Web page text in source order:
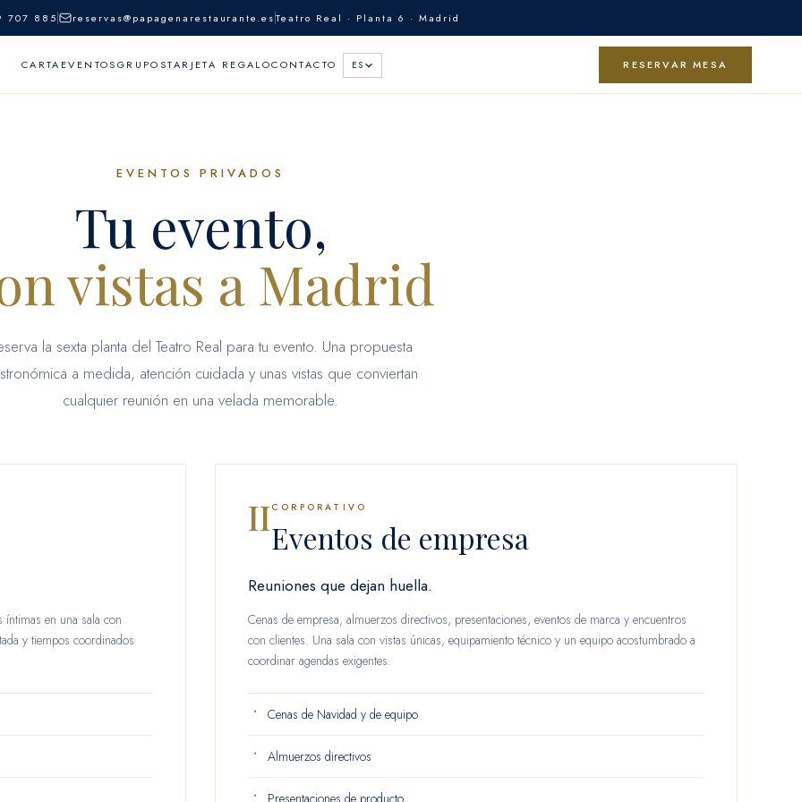
707 885 reservas@papagenarestaurante.es Teatro Real · Planta 6 · Madrid
CARTA EVENTOSGRUPOSTARJETA REGALOCONTACTO ES RESERVAR MESA
EVENTOS PRIVADOS
Tu evento,
vistas a Madrid
la sexta planta del Teatro Real para tu evento. Una propuesta
a medida, atención cuidada y unas vistas que conviertan
cualquier reunión en una velada memorable.
en una sala con
y tiempos coordinados
IICORPORATIVO
Eventos de empresa
Reuniones que dejan huella.
Cenas de empresa, almuerzos directivos, presentaciones, eventos de marca y encuentros
con clientes. Una sala con vistas únicas, equipamiento técnico y un equipo acostumbrado a
coordinar agendas exigentes.
Cenas de Navidad y de equipo
Almuerzos directivos
Presentaciones de producto